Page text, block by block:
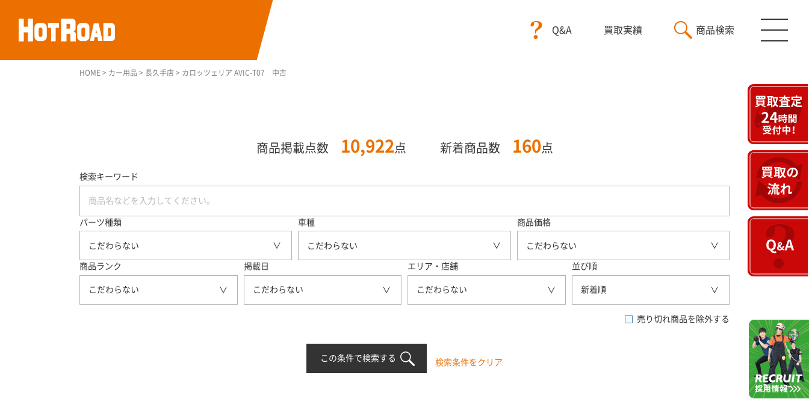
Q&A 買取実績 商品検索
HOME > カー用品 > 長久手店 > カロッツェリア AVIC-T07 中古
商品掲載点数 10,922 点 新着商品数 160点
検索キーワード
パーツ種類
こだわらない
車種
こだわらない
商品価格
こだわらない
商品ランク
こだわらない
掲載日
こだわらない
エリア・店舗
こだわらない
並び順
新着順
売り切れ商品を除外する
この条件で検索する 検索条件をクリア